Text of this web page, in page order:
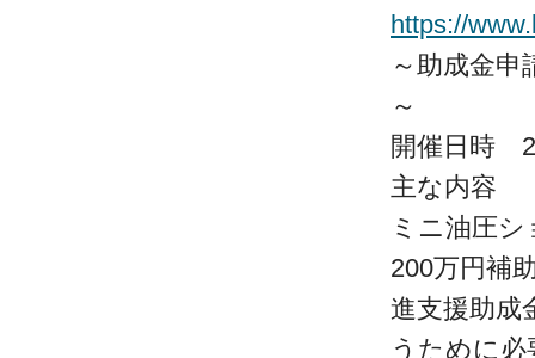
https://
～助成金申
～
開催日時
主な内容
ミニ油圧
200万円補
進支援助成
うために